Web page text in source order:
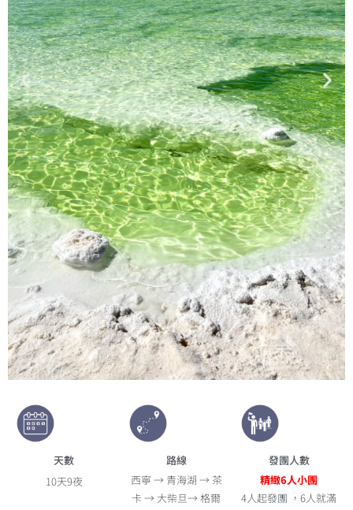
天數
10天9夜
路線
西寧 → 青海湖 → 茶
卡 → 大柴旦→ 格爾
發團人數
精緻6人小團
4人起發團 ，6人就滿